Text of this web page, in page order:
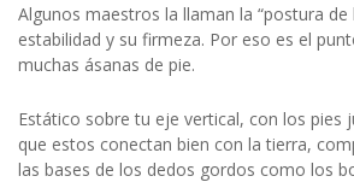
Algunos maestros la llaman la “postura
estabilidad y su firmeza. Por eso es el
muchas ásanas de pie.
Estático sobre tu eje vertical, con los pies
que estos conectan bien con la tierra,
las bases de los dedos gordos como los